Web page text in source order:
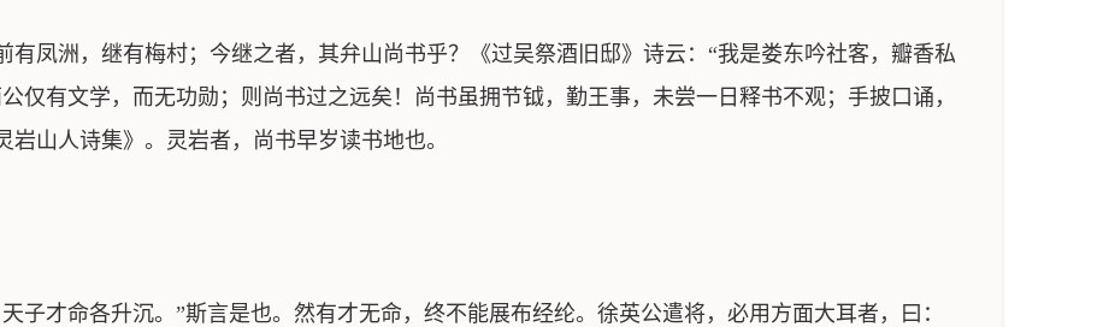
凤洲，继有梅村；今继之者，其弁山尚书乎？《过吴祭酒旧邸》诗云：“我是娄东吟社客，瓣香私
仅有文学，而无功勋；则尚书过之远矣！尚书虽拥节钺，勤王事，未尝一日释书不观；手披口诵，
山人诗集》。灵岩者，尚书早岁读书地也。
子才命各升沉。”斯言是也。然有才无命，终不能展布经纶。徐英公遣将，必用方面大耳者，曰：